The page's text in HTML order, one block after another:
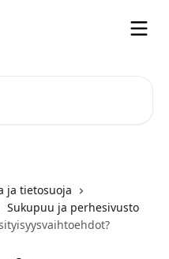
ja tietosuoja
Sukupuu ja perhesivusto